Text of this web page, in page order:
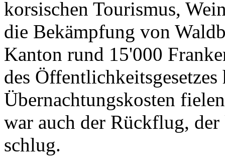
korsischen Tourismus,
die Bekämpfung von
Kanton rund 15'000
des
Übernachtungskosten
war auch der Rückflug,
schlug.